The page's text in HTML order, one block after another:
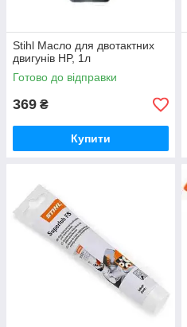
Stihl Масло для двотактних
двигунів HP, 1л
Готово до відправки
369 ₴
Купити